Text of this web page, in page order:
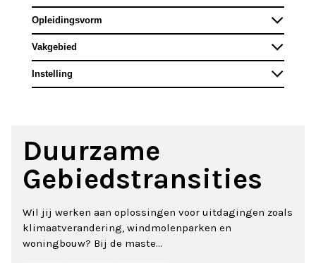
Opleidingsvorm
Vakgebied
Instelling
Duurzame
Gebiedstransities
Wil jij werken aan oplossingen voor uitdagingen zoals
klimaatverandering, windmolenparken en
woningbouw? Bij de maste...